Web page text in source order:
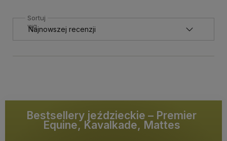
Sortuj
wg
Bestsellery jeździeckie – Premier
Equine, Kavalkade, Mattes